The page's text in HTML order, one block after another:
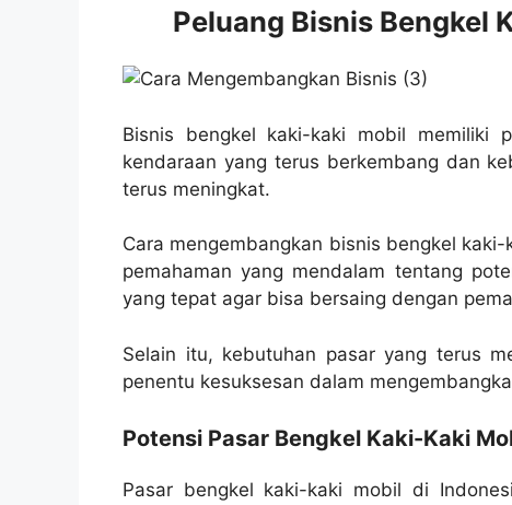
Peluang Bisnis Bengkel
Bisnis bengkel kaki-kaki mobil memiliki
kendaraan yang terus berkembang dan
terus meningkat.
Cara mengembangkan bisnis bengkel
pemahaman yang mendalam tentang
yang tepat agar bisa bersaing dengan
Selain itu, kebutuhan pasar yang terus
penentu kesuksesan dalam
Potensi Pasar Bengkel Kaki-Kaki
Pasar bengkel kaki-kaki mobil di